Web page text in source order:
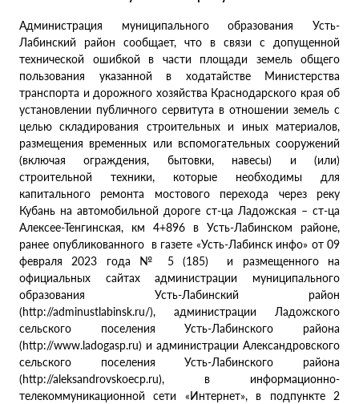
Администрация муниципального образования Усть-
Лабинский район сообщает, что в связи с допущенной
технической ошибкой в части площади земель общего
пользования указанной в ходатайстве Министерства
транспорта и дорожного хозяйства Краснодарского края об
установлении публичного сервитута в отношении земель с
целью складирования строительных и иных материалов,
размещения временных или вспомогательных сооружений
(включая ограждения, бытовки, навесы) и (или)
строительной техники, которые необходимы для
капитального ремонта мостового перехода через реку
Кубань на автомобильной дороге ст-ца Ладожская – ст-ца
Алексее-Тенгинская, км 4+896 в Усть-Лабинском районе,
ранее опубликованного в газете «Усть-Лабинск инфо» от 09
февраля 2023 года № 5 (185) и размещенного на
официальных сайтах администрации муниципального
образования Усть-Лабинский район
(http://adminustlabinsk.ru/), администрации Ладожского
сельского поселения Усть-Лабинского района
(http://www.ladogasp.ru) и администрации Александровского
сельского поселения Усть-Лабинского района
(http://aleksandrovskoecp.ru), в информационно-
телекоммуникационной сети «Интернет», в подпункте 2